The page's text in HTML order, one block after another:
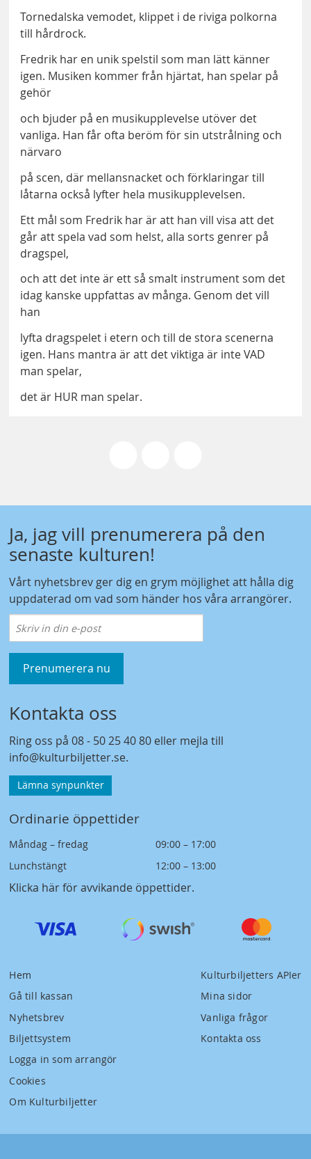
Tornedalska vemodet, klippet i de riviga polkorna
till hårdrock.
Fredrik har en unik spelstil som man lätt känner
igen. Musiken kommer från hjärtat, han spelar på
gehör
och bjuder på en musikupplevelse utöver det
vanliga. Han får ofta beröm för sin utstrålning och
närvaro
på scen, där mellansnacket och förklaringar till
låtarna också lyfter hela musikupplevelsen.
Ett mål som Fredrik har är att han vill visa att det
går att spela vad som helst, alla sorts genrer på
dragspel,
och att det inte är ett så smalt instrument som det
idag kanske uppfattas av många. Genom det vill
han
lyfta dragspelet i etern och till de stora scenerna
igen. Hans mantra är att det viktiga är inte VAD
man spelar,
det är HUR man spelar.
Ja, jag vill prenumerera på den
senaste kulturen!
Vårt nyhetsbrev ger dig en grym möjlighet att hålla dig
uppdaterad om vad som händer hos våra arrangörer.
Prenumerera nu
Kontakta oss
Ring oss på08 - 50 25 40 80 eller mejla till
info@kulturbiljetter.se.
Lämna synpunkter
Ordinarie öppettider
Måndag – fredag
09:00 – 17:00
Lunchstängt
12:00 – 13:00
Klicka här för avvikande öppettider.
Hem
Gå till kassan
Nyhetsbrev
Biljettsystem
Logga in som arrangör
Cookies
Om Kulturbiljetter
Kulturbiljetters APIer
Mina sidor
Vanliga frågor
Kontakta oss